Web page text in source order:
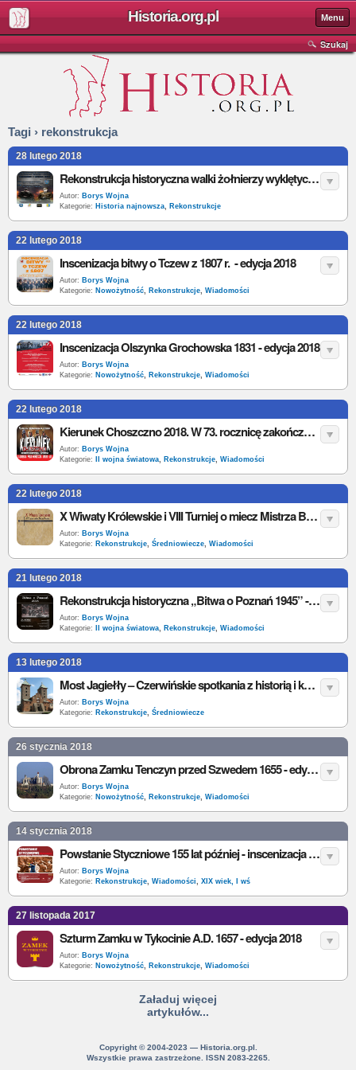
Historia.org.pl Menu
Szukaj
Tagi › rekonstrukcja
28 lutego 2018
Rekonstrukcja historyczna walki żołnierzy wyklętych z 1946 w Skoczowie
Autor: Borys Wojna
Kategorie: Historia najnowsza, Rekonstrukcje
22 lutego 2018
Inscenizacja bitwy o Tczew z 1807 r. - edycja 2018
Autor: Borys Wojna
Kategorie: Nowożytność, Rekonstrukcje, Wiadomości
22 lutego 2018
Inscenizacja Olszynka Grochowska 1831 - edycja 2018
Autor: Borys Wojna
Kategorie: Nowożytność, Rekonstrukcje, Wiadomości
22 lutego 2018
Kierunek Choszczno 2018. W 73. rocznicę zakończenia walk o Choszczno
Autor: Borys Wojna
Kategorie:
II wojna światowa, Rekonstrukcje, Wiadomości
22 lutego 2018
X Wiwaty Królewskie i VIII Turniej o miecz Mistrza Brunona w Międzyrzecu Podlaskim
Autor: Borys Wojna
Kategorie: Rekonstrukcje, Średniowiecze, Wiadomości
21 lutego 2018
Rekonstrukcja historyczna „Bitwa o Poznań 1945” - 2018
Autor: Borys Wojna
Kategorie:
II wojna światowa, Rekonstrukcje, Wiadomości
13 lutego 2018
Most Jagiełły – Czerwińskie spotkania z historią i kulturą średniowiecza 2018
Autor: Borys Wojna
Kategorie: Rekonstrukcje, Średniowiecze
26 stycznia 2018
Obrona Zamku Tenczyn przed Szwedem 1655 - edycja 2018
Autor: Borys Wojna
Kategorie: Nowożytność, Rekonstrukcje, Wiadomości
14 stycznia 2018
Powstanie Styczniowe 155 lat później - inscenizacja historyczna
Autor: Borys Wojna
Kategorie: Rekonstrukcje, Wiadomości, XIX wiek, I wś
27 listopada 2017
Szturm Zamku w Tykocinie A.D. 1657 - edycja 2018
Autor: Borys Wojna
Kategorie: Nowożytność, Rekonstrukcje, Wiadomości
Załaduj więcej
artykułów...
Copyright © 2004-2023 — Historia.org.pl.
Wszystkie prawa zastrzeżone. ISSN 2083-2265.